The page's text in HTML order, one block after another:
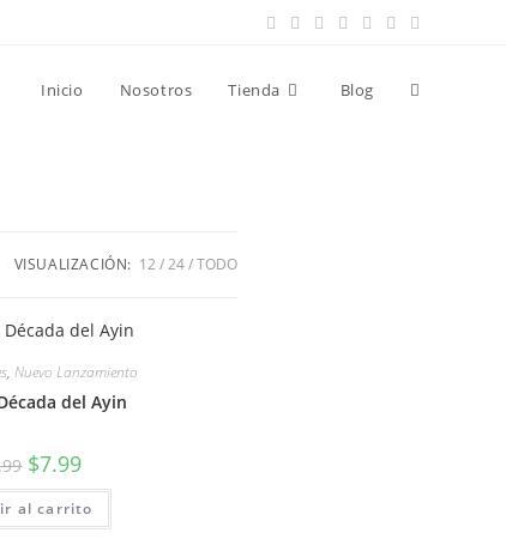
Inicio Nosotros Tienda Blog
VISUALIZACIÓN: 12 24 TODO
,Nuevo Lanzamiento
del Ayin
$7.99
al carrito